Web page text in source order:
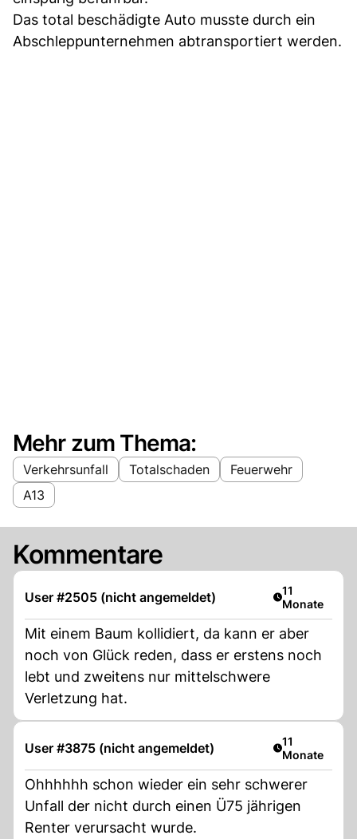
Das total beschädigte Auto musste durch ein
Abschleppunternehmen abtransportiert werden.
Mehr zum Thema:
Verkehrsunfall Totalschaden
Feuerwehr
A13
Kommentare
User #2505 (nicht angemeldet) Artikel
11
Monate
Mit einem Baum kollidiert, da kann er aber
noch von Glück reden, dass er erstens noch
lebt und zweitens nur mittelschwere
Verletzung hat.
User #3875 (nicht angemeldet) Artikel
11
Monate
Ohhhhhh schon wieder ein sehr schwerer
Unfall der nicht durch einen Ü75 jährigen
Renter verursacht wurde.